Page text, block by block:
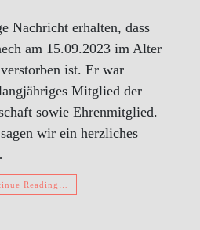
Nachricht erhalten, dass
am 15.09.2023 im Alter
ist. Er war
Mitglied der
sowie Ehrenmitglied.
wir ein herzliches
Reading…